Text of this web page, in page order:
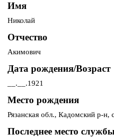
Имя
Николай
Отчество
Акимович
Дата рождения/Возраст
__.__.1921
Место рождения
Рязанская обл., Кадомский р-н,
Последнее место